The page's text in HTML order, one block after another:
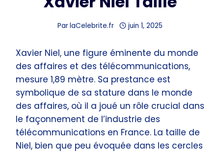
ParlaCelebrite.fr juin 1, 2025
Xavier Niel, une figure éminente du monde
des affaires et des télécommunications,
mesure 1,89 mètre. Sa prestance est
symbolique de sa stature dans le monde
des affaires, où il a joué un rôle crucial dans
le façonnement de l’industrie des
télécommunications en France. La taille de
Niel, bien que peu évoquée dans les cercles